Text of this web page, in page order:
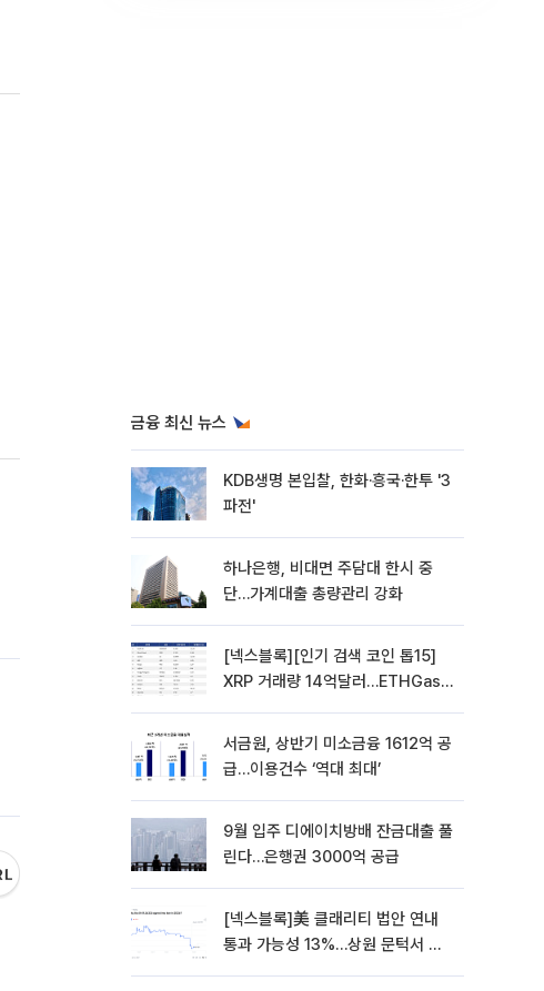
금융 최신 뉴스
KDB생명 본입찰, 한화·흥국·한투 '3
파전'
하나은행, 비대면 주담대 한시 중
단…가계대출 총량관리 강화
[넥스블록][인기 검색 코인 톱15]
XRP 거래량 14억달러…ETHGas
서금원, 상반기 미소금융 1612억 공
급…이용건수 ‘역대 최대’
9월 입주 디에이치방배 잔금대출 풀
린다…은행권 3000억 공급
[넥스블록]美 클래리티 법안 연내
통과 가능성 13%…상원 문턱서 제